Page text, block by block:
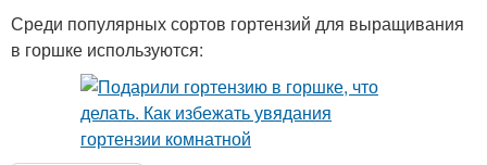
Среди популярных сортов гортензий для выращивания
в горшке используются: